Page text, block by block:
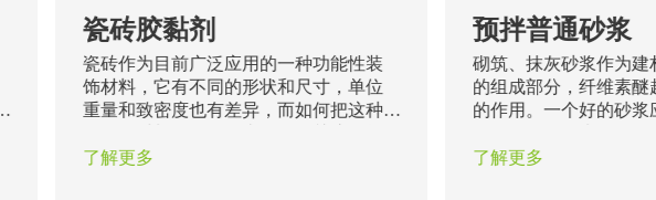
瓷砖胶黏剂
瓷砖作为目前广泛应用的一种功能性装
饰材料，它有不同的形状和尺寸，单位
重量和致密度也有差异，而如何把这种
题。瓷砖粘结剂的出现在一定程度上保
了解更多
预拌普通砂浆
砌筑、抹灰砂浆作为建
的组成部分，纤维素醚
的作用。一个好的砂浆
时间、易于找平；在机
了解更多